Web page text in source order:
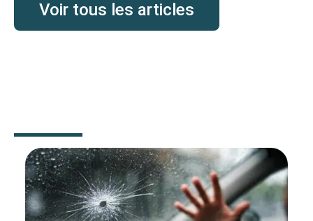
Voir tous les articles